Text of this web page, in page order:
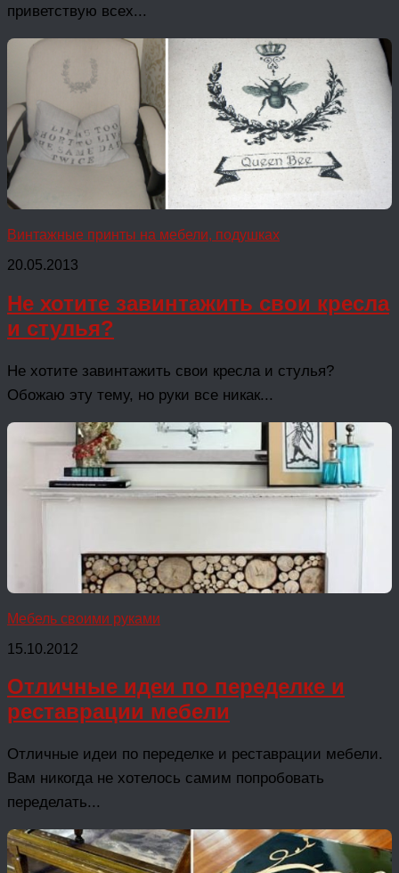
приветствую всех...
Винтажные принты на мебели, подушках
20.05.2013
Не хотите завинтажить свои кресла
и стулья?
Не хотите завинтажить свои кресла и стулья?
Обожаю эту тему, но руки все никак...
Мебель своими руками
15.10.2012
Отличные идеи по переделке и
реставрации мебели
Отличные идеи по переделке и реставрации мебели.
Вам никогда не хотелось самим попробовать
переделать...